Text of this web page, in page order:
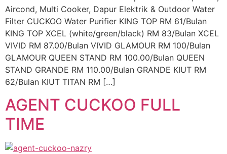
Aircond, Multi Cooker, Dapur Elektrik & Outdoor Water
Filter CUCKOO Water Purifier KING TOP RM 61/Bulan
KING TOP XCEL (white/green/black) RM 83/Bulan XCEL
VIVID RM 87.00/Bulan VIVID GLAMOUR RM 100/Bulan
GLAMOUR QUEEN STAND RM 100.00/Bulan QUEEN
STAND GRANDE RM 110.00/Bulan GRANDE KIUT RM
62/Bulan KIUT TITAN RM […]
AGENT CUCKOO FULL
TIME